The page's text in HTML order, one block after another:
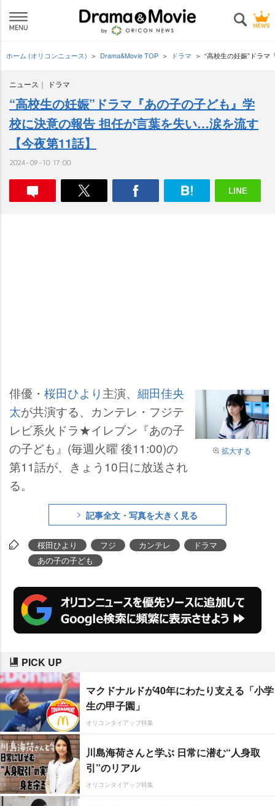
ホーム (オリコンニュース) Drama&Movie TOP ドラマ “高校生の妊娠”ドラ
ニュース ドラマ
“高校生の妊娠”ドラマ『あの子の子ども』学
校に決意の報告 担任が言葉を失い…涙を流す
【今夜第11話】
2024-09-10 17:00
拡大する
俳優・ 桜田ひより主演、 細田佳央
太が共演する、カンテレ・フジテ
レビ系火ドラ★イレブン『あの子
の子ども』(毎週火曜 後11:00)の
第11話が、きょう10日に放送され
る。
記事全文・写真を大きく見る
桜田ひより フジ カンテレ
ドラマ
あの子の子ども
PICK UP
マクドナルドが40年にわたり支える「小学
生の甲子園」
オリコンタイアップ特集
川島海荷さんと学ぶ 日常に潜む“人身取
引”のリアル
オリコンタイアップ特集